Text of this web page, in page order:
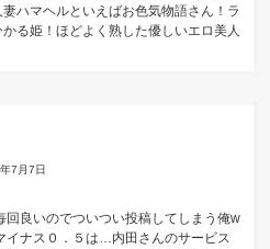
ハマヘルといえばお色気物語さん！ラ
る姫！ほどよく熟した優しいエロ美人
7月7日
良いのでついつい投稿してしまう俺w
ナス０．５は…内田さんのサービス